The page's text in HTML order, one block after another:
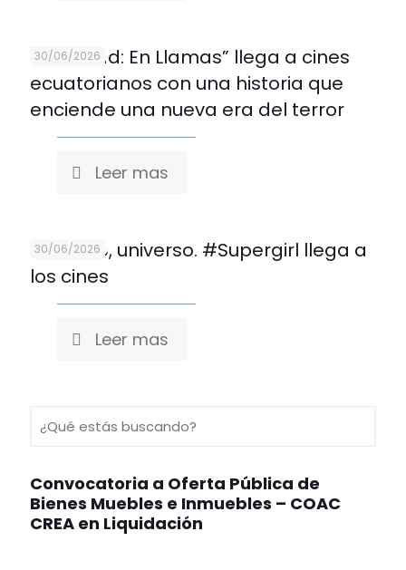
30/06/2026
“Evil Dead: En Llamas” llega a cines
ecuatorianos con una historia que
enciende una nueva era del terror
Leer mas
30/06/2026
Cuidado, universo. #Supergirl llega a
los cines
Leer mas
Convocatoria a Oferta Pública de
Bienes Muebles e Inmuebles – COAC
CREA en Liquidación